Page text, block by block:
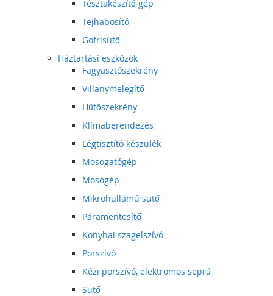
Tésztakészítő gép
Tejhabosító
Gofrisütő
Háztartási eszközök
Fagyasztószekrény
Villanymelegítő
Hűtőszekrény
Klímaberendezés
Légtisztító készülék
Mosogatógép
Mosógép
Mikrohullámú sütő
Páramentesítő
Konyhai szagelszívó
Porszívó
Kézi porszívó, elektromos seprű
Sütő